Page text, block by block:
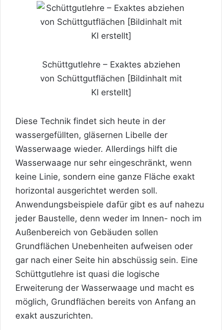
Schüttgutlehre – Exaktes abziehen
von Schüttgutflächen [Bildinhalt mit
KI erstellt]
Diese Technik findet sich heute in der
wassergefüllten, gläsernen Libelle der
Wasserwaage wieder. Allerdings hilft die
Wasserwaage nur sehr eingeschränkt, wenn
keine Linie, sondern eine ganze Fläche exakt
horizontal ausgerichtet werden soll.
Anwendungsbeispiele dafür gibt es auf nahezu
jeder Baustelle, denn weder im Innen- noch im
Außenbereich von Gebäuden sollen
Grundflächen Unebenheiten aufweisen oder
gar nach einer Seite hin abschüssig sein. Eine
Schüttgutlehre ist quasi die logische
Erweiterung der Wasserwaage und macht es
möglich, Grundflächen bereits von Anfang an
exakt auszurichten.